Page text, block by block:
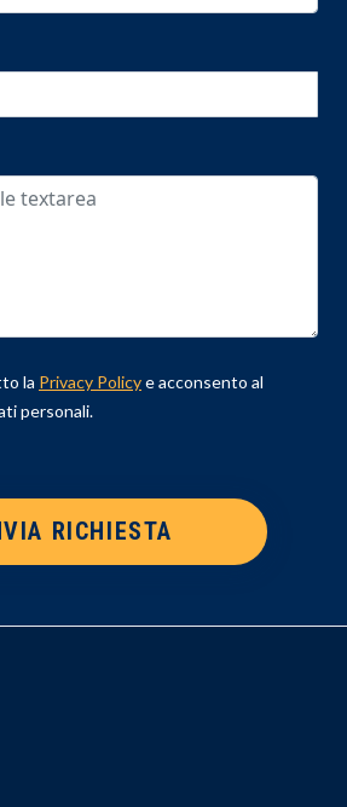
la Privacy Policye acconsento al
personali.
RICHIESTA